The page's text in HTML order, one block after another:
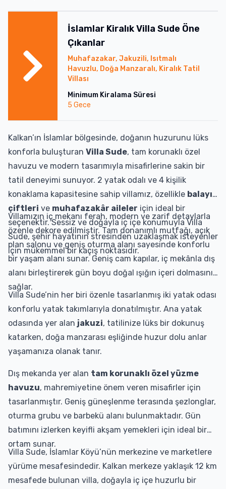
İslamlarKiralıkVilla Sude Öne
Çıkanlar
Muhafazakar, Jakuzili, Isıtmalı
Havuzlu, Doğa Manzaralı, Kiralık Tatil
Villası
Minimum Kiralama Süresi
5 Gece
Kalkan’ın İslamlar bölgesinde, doğanın huzurunu lüks
konforla buluşturan Villa Sude, tam korunaklı özel
havuzu ve modern tasarımıyla misafirlerine sakin bir
tatil deneyimi sunuyor. 2 yatak odalı ve 4 kişilik
konaklama kapasitesine sahip villamız, özellikle balayı
çiftleri ve muhafazakâr aileler için ideal bir
seçenektir. Sessiz ve doğayla iç içe konumuyla Villa
Sude, şehir hayatının stresinden uzaklaşmak isteyenler
için mükemmel bir kaçış noktasıdır.
Villamızın iç mekanı ferah, modern ve zarif detaylarla
özenle dekore edilmiştir. Tam donanımlı mutfağı, açık
plan salonu ve geniş oturma alanı sayesinde konforlu
bir yaşam alanı sunar. Geniş cam kapılar, iç mekânla dış
alanı birleştirerek gün boyu doğal ışığın içeri dolmasını
sağlar.
Villa Sude’nin her biri özenle tasarlanmış iki yatak odası
konforlu yatak takımlarıyla donatılmıştır. Ana yatak
odasında yer alan jakuzi, tatilinize lüks bir dokunuş
katarken, doğa manzarası eşliğinde huzur dolu anlar
yaşamanıza olanak tanır.
Dış mekanda yer alan tam korunaklı özel yüzme
havuzu, mahremiyetine önem veren misafirler için
tasarlanmıştır. Geniş güneşlenme terasında şezlonglar,
oturma grubu ve barbekü alanı bulunmaktadır. Gün
batımını izlerken keyifli akşam yemekleri için ideal bir
ortam sunar.
Villa Sude, İslamlar Köyü’nün merkezine ve marketlere
yürüme mesafesindedir. Kalkan merkeze yaklaşık 12 km
mesafede bulunan villa, doğayla iç içe huzurlu bir